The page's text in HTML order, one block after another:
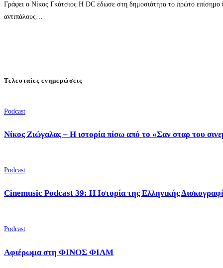
Γράφει ο Νίκος Γκάτσιος Η DC έδωσε στη δημοσιότητα το πρώτο επίσημο
αντιπάλους…
Τελευταίες ενημερώσεις
Podcast
Νίκος Ζιώγαλας – Η ιστορία πίσω από το «Σαν σταρ του
Podcast
Cinemusic Podcast 39: Η Ιστορία της Ελληνικής
Podcast
Αφιέρωμα στη ΦΙΝΟΣ ΦΙΛΜ